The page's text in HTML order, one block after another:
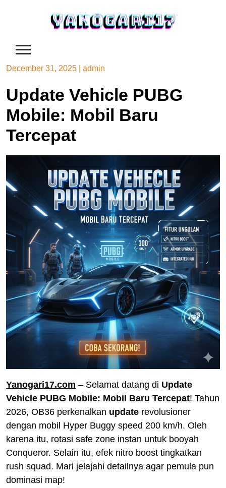
December 31, 2025 admin
Update Vehicle PUBG
Mobile: Mobil Baru
Tercepat
Yanogari17.com – Selamat datang di Update
Vehicle PUBG Mobile: Mobil Baru Tercepat! Tahun
2026, OB36 perkenalkan update revolusioner
dengan mobil Hyper Buggy speed 200 km/h. Oleh
karena itu, rotasi safe zone instan untuk booyah
Conqueror. Selain itu, efek nitro boost tingkatkan
rush squad. Mari jelajahi detailnya agar pemula pun
dominasi map!